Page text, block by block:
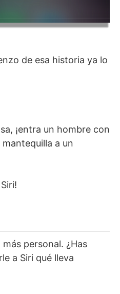
de esa historia ya lo
¡entra un hombre con
a un
personal. ¿Has
a Siri qué lleva